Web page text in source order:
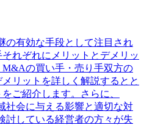
の有効な手段として注目され
れぞれにメリットとデメリッ
M&Aの買い手・売り手双方の
リットを詳しく解説するとと
ご紹介します。さらに、
社会に与える影響と適切な対
討している経営者の方々が失